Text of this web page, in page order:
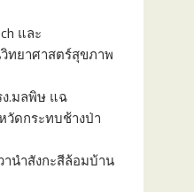
และ
ทยาศาสตร์สุขภาพ
ง.มลพิษ แฉ
ดกระทบช้างป่า
นำสังกะสีล้อมบ้าน